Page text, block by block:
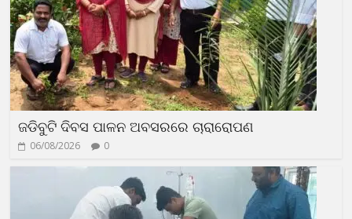
ଜଡିବୁଟି ଦିବସ ପାଳନ ଅବସରରେ ଚାରାରୋପଣ
06/08/2026 0